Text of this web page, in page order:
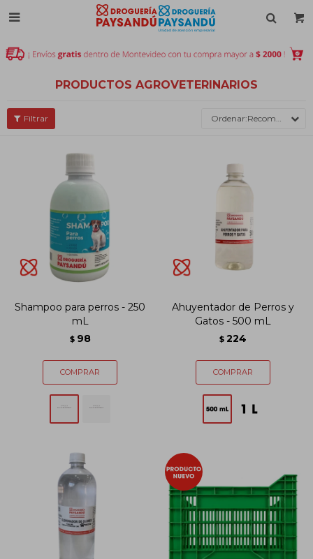

PRODUCTOS AGROVETERINARIOS
Recomendados
Shampoo para perros - 250
mL
$ 98
Ahuyentador de Perros y
Gatos - 500 mL
$ 224